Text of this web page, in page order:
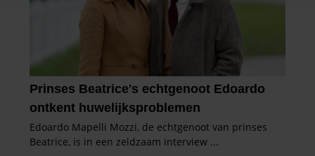
en om ons websiteverkeer te analyseren. Ook delen we
informatie over uw gebruik van onze site met onze
partners voor social media, adverteren en analyse. Deze
partners kunnen deze gegevens combineren met andere
informatie die u aan ze heeft verstrekt of die ze hebben
verzameld op basis van uw gebruik van hun services. U
gaat akkoord met onze cookies als u onze website blijft
gebruiken.